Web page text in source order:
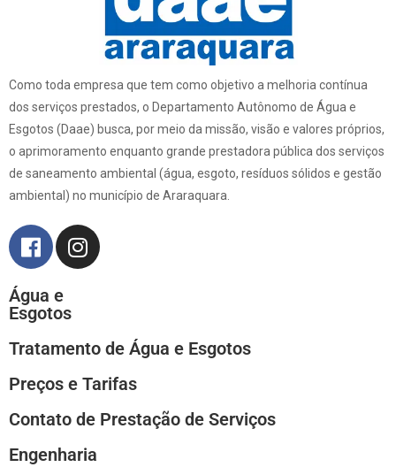
Como toda empresa que tem como objetivo a melhoria contínua
dos serviços prestados, o Departamento Autônomo de Água e
Esgotos (Daae) busca, por meio da missão, visão e valores próprios,
o aprimoramento enquanto grande prestadora pública dos serviços
de saneamento ambiental (água, esgoto, resíduos sólidos e gestão
ambiental) no município de Araraquara.
Água e
Esgotos
Tratamento de Água e Esgotos
Preços e Tarifas
Contato de Prestação de Serviços
Engenharia